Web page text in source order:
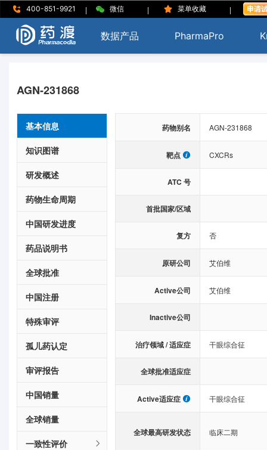
400-851-9921 | 微信 | 菜单收藏 |
数据产品 PharmaPro
AGN-231868
基本信息
知识图谱
研发概述
药物生命周期
中国研发进度
药品说明书
全球批准
中国注册
特殊审评
孤儿药认定
审评报告
中国销量
全球销量
一致性评价
药物别名 AGN-231868
靶点 CXCRs
ATC 号
首批国家/区域
复方 否
原研公司 艾伯维
Active公司 艾伯维
Inactive公司
治疗领域 / 适应症 干眼综合征
全球批准适应症
Active适应症 干眼综合征
全球最高研发状态 临床二期